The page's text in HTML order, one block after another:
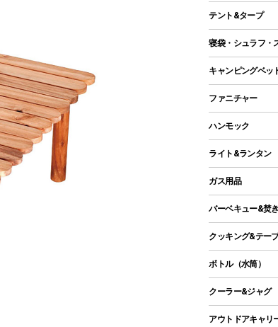
テント&タープ
テント
ツールームテン
ワンポールテント
シェルターテント
ソロテント
ロッジ型・オリ
タープ
スクエアタープ
メッシュタープ
自立式タープ
寝袋・シュラフ・
レクタングラー
インナーシュラ
キャンピングベッ
キャンピングベ
インフレータブ
ファニチャー
アウトドアテー
レジャーシート
ハンモック
ライト&ランタン
LEDランタン
ガスランタン
オイルランタン
LEDライト
ヘッドライト
キャンドル
ガス用品
ガスバーナー
ガス缶
ガストーチ、ラ
バーベキュー&焚
バーベキューコ
焚き火台タイプ
卓上タイプグリル
パーティータイ
クッキング&テー
ダッチオーブン
ホットサンドメ
ボトル（水筒）
ステンレスボト
クーラー&ジャグ
クーラーボック
アウトドアキャリ